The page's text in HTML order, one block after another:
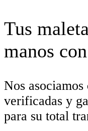
Tus
manos
Nos asociamos
verificadas y
para su total